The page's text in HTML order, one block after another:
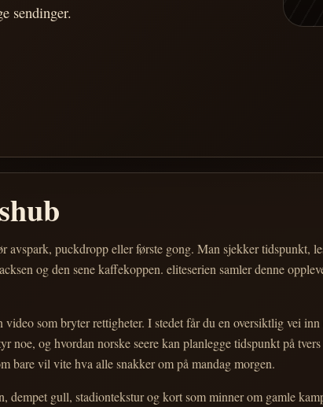
sendinger.
avspark, puckdropp eller første gong. Man sjekker tidspunkt,
og den sene kaffekoppen. eliteserien samler denne
som bryter rettigheter. I stedet får du en oversiktlig vei
noe, og hvordan norske seere kan planlegge tidspunkt på
bare vil vite hva alle snakker om på mandag morgen.
dempet gull, stadiontekstur og kort som minner om gamle